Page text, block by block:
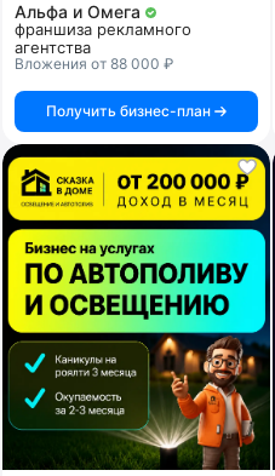
Альфа и Омега
франшиза рекламного
агентства
Вложения от 88 000 ₽
Получить бизнес-план